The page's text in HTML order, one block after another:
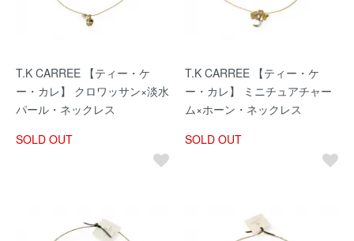
T.K CARREE 【ティー・ケ
ー・カレ】 クロワッサン×淡水
パール・ネックレス
SOLD OUT
T.K CARREE 【ティー・ケ
ー・カレ】 ミニチュアチャー
ム×ホーン・ネックレス
SOLD OUT